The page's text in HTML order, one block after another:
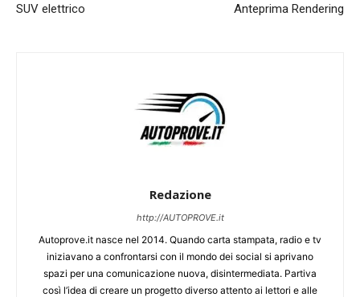
SUV elettrico
Anteprima Rendering
Redazione
http://AUTOPROVE.it
Autoprove.it nasce nel 2014. Quando carta stampata, radio e tv
iniziavano a confrontarsi con il mondo dei social si aprivano
spazi per una comunicazione nuova, disintermediata. Partiva
così l’idea di creare un progetto diverso attento ai lettori e alle